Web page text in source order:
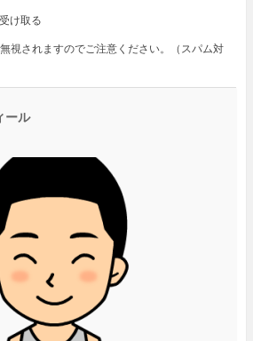
け取る
視されますのでご注意ください。（スパム対
ール